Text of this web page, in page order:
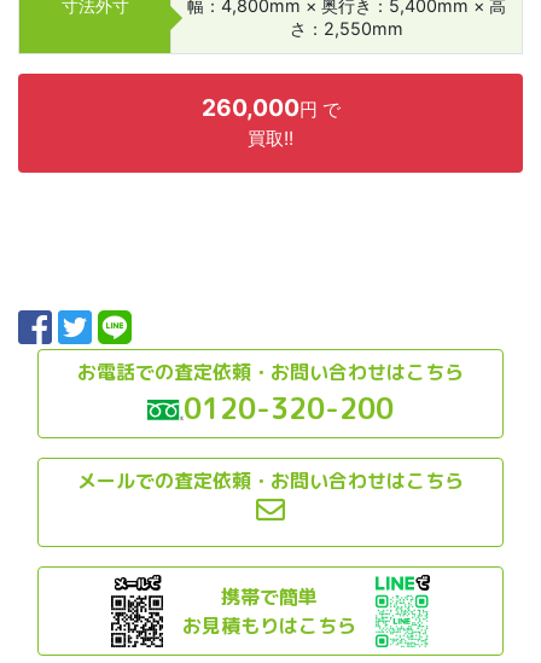
寸法外寸
幅：4,800mm × 奥行き：5,400mm × 高
さ：2,550mm
260,000円 で
買取!!
お電話での査定依頼・お問い合わせはこちら
0120-320-200
メールでの査定依頼・お問い合わせはこちら
携帯で簡単
お見積もりはこちら